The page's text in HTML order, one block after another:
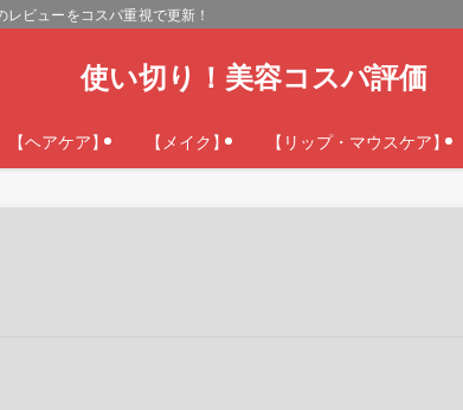
ビューをコスパ重視で更新！
使い切り！美容コスパ評価
【ヘアケア】 【メイク】 【リップ・マウスケア】